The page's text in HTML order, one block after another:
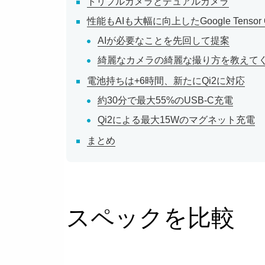
性能もAIも大幅に向上したGoogle Tensor
AIが必要なことを先回して提案
綺麗なカメラの綺麗な撮り方を教えて
電池持ちは+6時間、新たにQi2に対応
約30分で最大55%のUSB-C充電
Qi2による最大15Wのマグネット充電
まとめ
スペックを比較